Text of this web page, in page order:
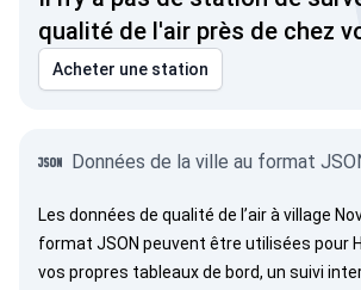
qualité de l'air près de chez
Acheter une station
Données de la ville au format
Les données de qualité de l’air à village
format JSON peuvent être utilisées pour
vos propres tableaux de bord, un suivi